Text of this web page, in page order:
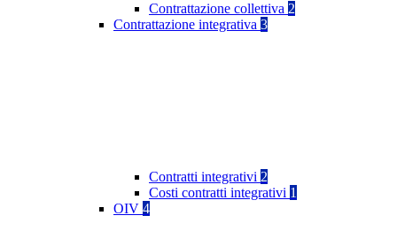
Contrattazione collettiva 2
Contrattazione integrativa 3
Contratti integrativi 2
Costi contratti integrativi 1
OIV 4